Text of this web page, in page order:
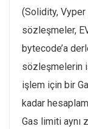
(Solidity, Vyper
sözleşmeler,
bytecode’a
sözleşmelerin
işlem için bir
kadar
Gas limiti aynı